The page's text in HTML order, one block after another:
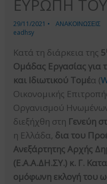
ΕΥΡΩΠΗ ΤΟΥ
29/11/2021 • ΑΝΑΚΟΙΝΩΣΕΙΣ
eadhsy
Κατά τη διάρκεια της 5
Ομάδας Εργασίας για
και Ιδιωτικού Τομέα (
Οικονομικής
Οργανισμού
διεξήχθη στη Γενεύη
η Ελλάδα, δια του
Ανεξάρτητης Αρχής
(Ε.Α.Α.ΔΗ.ΣΥ.) κ. Γ.
ομόφωνη εκλογή του